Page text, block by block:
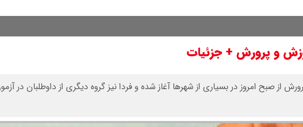
و پرورش + جزئیات
از صبح امروز در بسیاری از شهرها آغاز شده و فردا نیز گروه دیگری از داوطلبان در